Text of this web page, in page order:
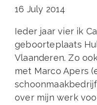
16 July 2014
Ieder jaar vier ik
geboorteplaats
Vlaanderen. Zo
met Marco Apers
over mijn werk